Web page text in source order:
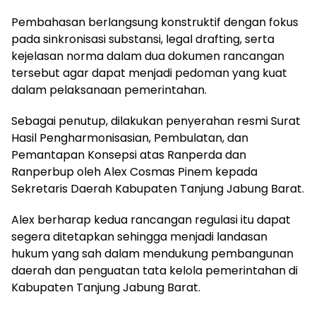
Pembahasan berlangsung konstruktif dengan fokus
pada sinkronisasi substansi, legal drafting, serta
kejelasan norma dalam dua dokumen rancangan
tersebut agar dapat menjadi pedoman yang kuat
dalam pelaksanaan pemerintahan.
Sebagai penutup, dilakukan penyerahan resmi Surat
Hasil Pengharmonisasian, Pembulatan, dan
Pemantapan Konsepsi atas Ranperda dan
Ranperbup oleh Alex Cosmas Pinem kepada
Sekretaris Daerah Kabupaten Tanjung Jabung Barat.
Alex berharap kedua rancangan regulasi itu dapat
segera ditetapkan sehingga menjadi landasan
hukum yang sah dalam mendukung pembangunan
daerah dan penguatan tata kelola pemerintahan di
Kabupaten Tanjung Jabung Barat.